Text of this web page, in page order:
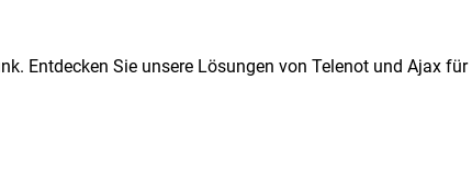
Entdecken Sie unsere Lösungen von Telenot und Ajax für